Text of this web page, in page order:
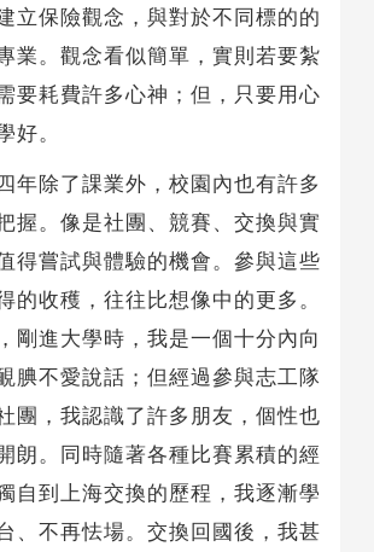
立保險觀念，與對於不同標的的
業。觀念看似簡單，實則若要紮
要耗費許多心神；但，只要用心
好。
除了課業外，校園內也有許多
握。像是社團、競賽、交換與實
得嘗試與體驗的機會。參與這些
的收穫，往往比想像中的更多。
剛進大學時，我是一個十分內向
腆不愛說話；但經過參與志工隊
團，我認識了許多朋友，個性也
朗。同時隨著各種比賽累積的經
自到上海交換的歷程，我逐漸學
、不再怯場。交換回國後，我甚